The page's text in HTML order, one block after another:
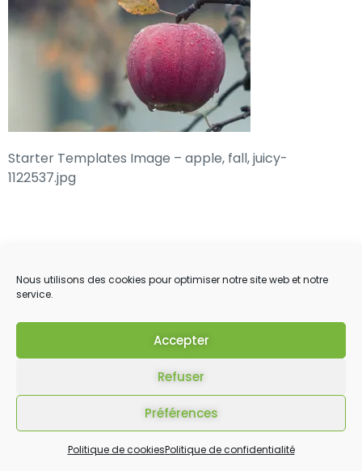
Nous utilisons des cookies pour optimiser notre site web et notre
service.
Accepter
Refuser
Préférences
Politique de cookiesPolitique de confidentialité
Starter Templates Image – apple, fall, juicy-
1122537.jpg